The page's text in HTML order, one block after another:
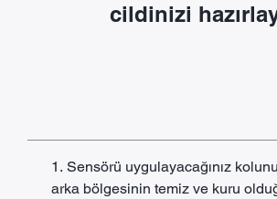
cildinizi
1. Sensörü uygulayacağınız
arka bölgesinin temiz ve kuru